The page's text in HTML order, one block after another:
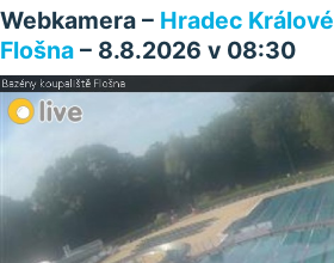
Webkamera – Hradec Králové
Flošna – 8.8.2026 v 08:30